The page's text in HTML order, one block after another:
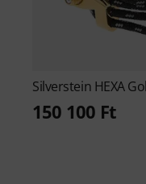
Silverstein HEXA
150 100 Ft